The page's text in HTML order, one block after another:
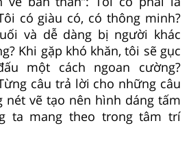
có giàu có, có thông minh?
và dễ dàng bị người khác
Khi gặp khó khăn, tôi sẽ gục
một cách ngoan cường?
câu trả lời cho những câu
nét vẽ tạo nên hình dáng tấm
ta mang theo trong tâm trí